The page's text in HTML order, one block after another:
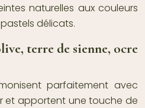
naturelles aux couleurs
délicats.
terre de sienne, ocre
parfaitement avec
et apportent une touche de